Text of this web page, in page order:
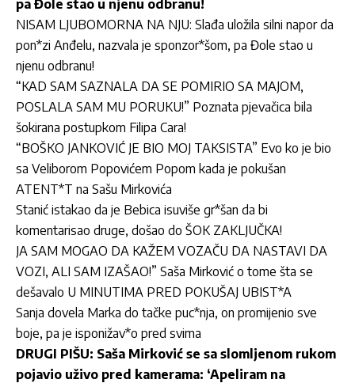
pa Đole stao u njenu odbranu!
NISAM LJUBOMORNA NA NJU: Slađa uložila silni napor da
pon*zi Anđelu, nazvala je sponzor*šom, pa Đole stao u
njenu odbranu!
“KAD SAM SAZNALA DA SE POMIRIO SA MAJOM,
POSLALA SAM MU PORUKU!” Poznata pjevačica bila
šokirana postupkom Filipa Cara!
“BOŠKO JANKOVIĆ JE BIO MOJ TAKSISTA” Evo ko je bio
sa Veliborom Popovićem Popom kada je pokušan
ATENT*T na Sašu Mirkovića
Stanić istakao da je Bebica isuviše gr*šan da bi
komentarisao druge, došao do ŠOK ZAKLJUČKA!
JA SAM MOGAO DA KAŽEM VOZAČU DA NASTAVI DA
VOZI, ALI SAM IZAŠAO!” Saša Mirković o tome šta se
dešavalo U MINUTIMA PRED POKUŠAJ UBIST*A
Sanja dovela Marka do tačke puc*nja, on promijenio sve
boje, pa je isponižav*o pred svima
DRUGI PIŠU: Saša Mirković se sa slomljenom rukom
pojavio uživo pred kamerama: ‘Apeliram na